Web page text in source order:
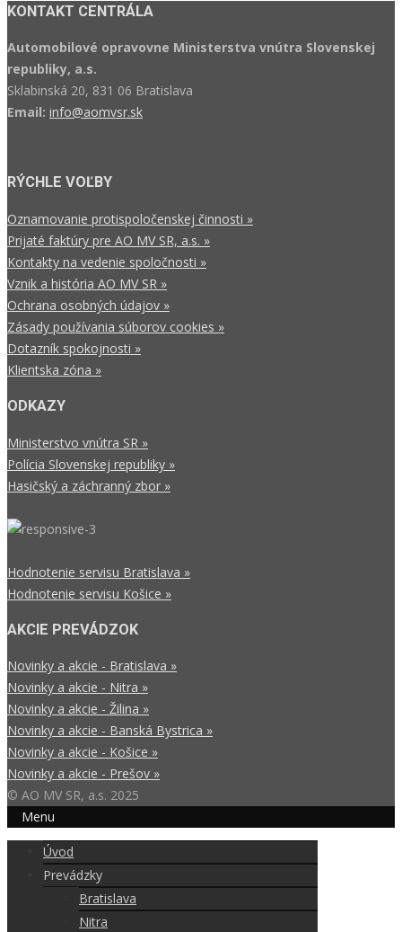
KONTAKT CENTRÁLA
Automobilové opravovne Ministerstva vnútra Slovenskej
republiky, a.s.
Sklabinská 20, 831 06 Bratislava
Email: info@aomvsr.sk
RÝCHLE VOĽBY
Oznamovanie protispoločenskej činnosti »
Prijaté faktúry pre AO MV SR, a.s. »
Kontakty na vedenie spoločnosti »
Vznik a história AO MV SR »
Ochrana osobných údajov »
Zásady používania súborov cookies »
Dotazník spokojnosti »
Klientska zóna »
ODKAZY
Ministerstvo vnútra SR »
Polícia Slovenskej republiky »
Hasičský a záchranný zbor »
Hodnotenie servisu Bratislava »
Hodnotenie servisu Košice »
AKCIE PREVÁDZOK
Novinky a akcie - Bratislava »
Novinky a akcie - Nitra »
Novinky a akcie - Žilina »
Novinky a akcie - Banská Bystrica »
Novinky a akcie - Košice »
Novinky a akcie - Prešov »
© AO MV SR, a.s. 2025
Menu
Úvod
Prevádzky
Bratislava
Nitra